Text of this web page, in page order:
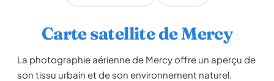
Carte satellite de Mercy
La photographie aérienne de Mercy offre un aperçu de
son tissu urbain et de son environnement naturel.